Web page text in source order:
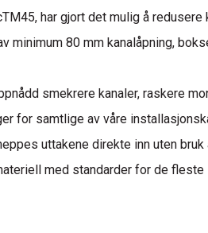
har gjort det mulig å
minimum 80 mm kanalåpning,
smekrere kanaler, raskere
for samtlige av våre
uttakene direkte inn uten
med standarder for de fleste